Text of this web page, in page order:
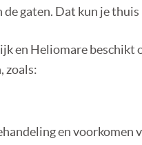
gaten. Dat kun je
en Heliomare beschikt
zoals:
en voorkomen